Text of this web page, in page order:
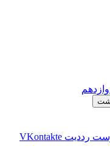
‫رددیت ‫VKontakte